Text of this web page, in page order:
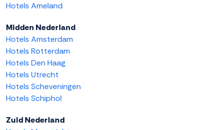
Hotels Ameland
Midden Nederland
Hotels Amsterdam
Hotels Rotterdam
Hotels Den Haag
Hotels Utrecht
Hotels Scheveningen
Hotels Schiphol
Zuid Nederland